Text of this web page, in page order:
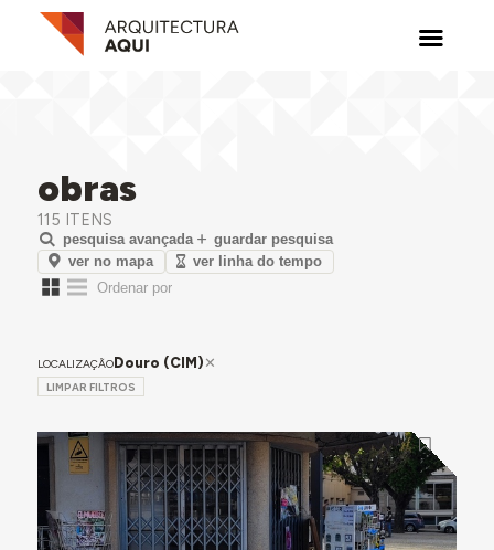
obras
115 ITENS
pesquisa avançada
guardar pesquisa
ver no mapa
ver linha do tempo
LOCALIZAÇÃODouro (CIM)
LIMPAR FILTROS